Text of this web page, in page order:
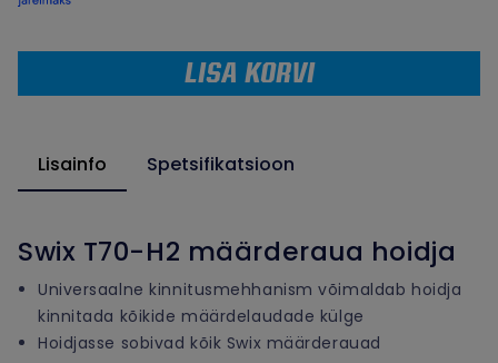
LISA KORVI
Lisainfo Spetsifikatsioon
Swix T70-H2 määrderaua hoidja
Universaalne kinnitusmehhanism võimaldab hoidja
kinnitada kõikide määrdelaudade külge
Hoidjasse sobivad kõik Swix määrderauad